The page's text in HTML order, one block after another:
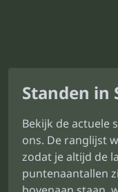
Standen in
Bekijk de actuele
ons. De ranglijst
zodat je altijd de
puntenaantallen